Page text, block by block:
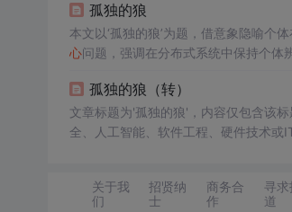
孤独的狼
本文以‘孤独的狼’为题，借意象隐喻个
心问题，强调在分布式系统中保持个体
孤独的狼（转）
文章标题为'孤独的狼'，内容仅包含该
全、人工智能、软件工程、硬件技术或
关于我
们
招贤纳
士
商务合
作
寻求
道